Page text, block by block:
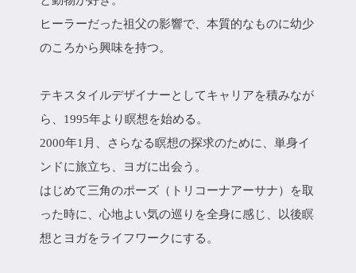
ヒーラーだった祖父の影響で、本質的なものに幼少
のころから興味を持つ。
テキスタイルデザイナーとしてキャリアを積みなが
ら、1995年より瞑想を始める。
2000年1月、さらなる瞑想の探求のために、単身イ
ンドに旅立ち、ヨガに出会う。
はじめて三角のポーズ（トリコーナアーサナ）を取
った時に、心地よい気の巡りを全身に感じ、以後瞑
想とヨガをライフワークにする。